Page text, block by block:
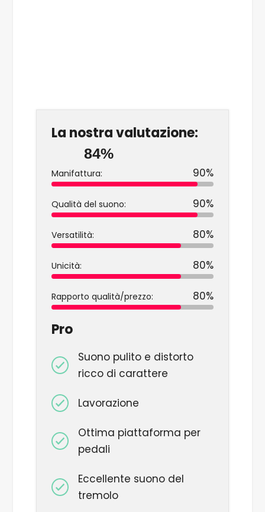
La nostra valutazione:
84%
Manifattura: 90%
Qualità del suono: 90%
Versatilità: 80%
Unicità: 80%
Rapporto qualità/prezzo: 80%
Pro
Suono pulito e distorto
ricco di carattere
Lavorazione
Ottima piattaforma per
pedali
Eccellente suono del
tremolo